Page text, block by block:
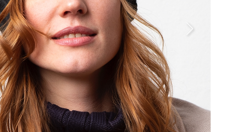
Next